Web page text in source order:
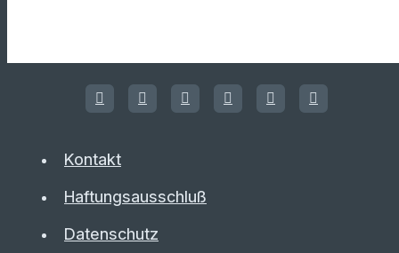
Kontakt
Haftungsausschluß
Datenschutz